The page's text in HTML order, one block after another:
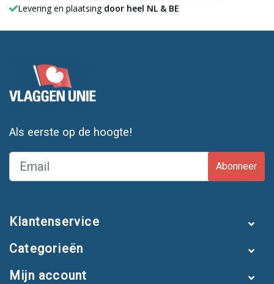
Levering en plaatsing door heel NL & BE
Als eerste op de hoogte!
Abonneer
Klantenservice
Categorieën
Mijn account